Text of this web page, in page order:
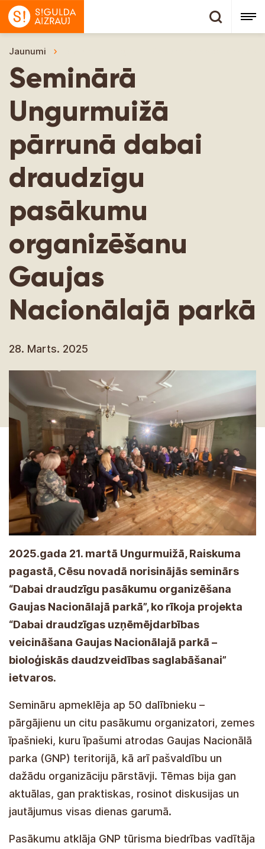
Jaunumi
Seminārā
Ungurmuižā
pārrunā dabai
draudzīgu
pasākumu
organizēšanu
Gaujas
Nacionālajā parkā
28. Marts. 2025
2025.gada 21. martā Ungurmuižā, Raiskuma
pagastā, Cēsu novadā norisinājās seminārs
“Dabai draudzīgu pasākumu organizēšana
Gaujas Nacionālajā parkā”, ko rīkoja projekta
“Dabai draudzīgas uzņēmējdarbības
veicināšana Gaujas Nacionālajā parkā –
bioloģiskās daudzveidības saglabāšanai”
ietvaros.
Semināru apmeklēja ap 50 dalībnieku –
pārgājienu un citu pasākumu organizatori, zemes
īpašnieki, kuru īpašumi atrodas Gaujas Nacionālā
parka (GNP) teritorijā, kā arī pašvaldību un
dažādu organizāciju pārstāvji. Tēmas bija gan
aktuālas, gan praktiskas, rosinot diskusijas un
jautājumus visas dienas garumā.
Pasākumu atklāja GNP tūrisma biedrības vadītāja